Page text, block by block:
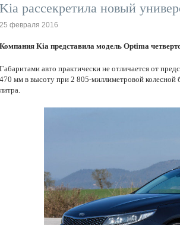
Kia рассекретила новый
25 февраля 2016
Компания Kia представила модель Optima
Габаритами авто практически не отличается от
470 мм в высоту при 2 805-миллиметровой колесной
литра.